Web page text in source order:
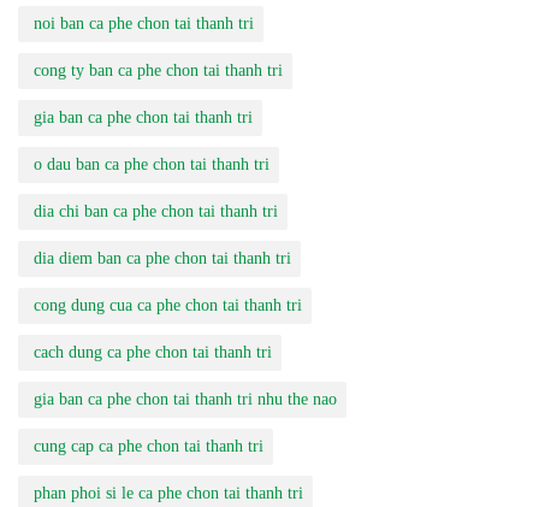
noi ban ca phe chon tai thanh tri
cong ty ban ca phe chon tai thanh tri
gia ban ca phe chon tai thanh tri
o dau ban ca phe chon tai thanh tri
dia chi ban ca phe chon tai thanh tri
dia diem ban ca phe chon tai thanh tri
cong dung cua ca phe chon tai thanh tri
cach dung ca phe chon tai thanh tri
gia ban ca phe chon tai thanh tri nhu the nao
cung cap ca phe chon tai thanh tri
phan phoi si le ca phe chon tai thanh tri